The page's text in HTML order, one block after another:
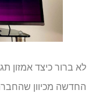
לא ברור כיצד אמזון
החדשה מכיוון